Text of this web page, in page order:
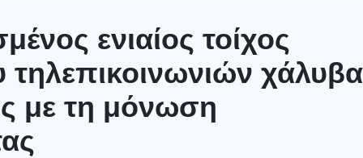
ενιαίος τοίχος
τηλεπικοινωνιών χάλυβα
με τη μόνωση